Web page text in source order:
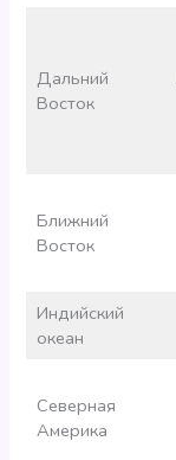
Дальний
Восток
Ближний
Восток
Индийский
океан
Северная
Америка